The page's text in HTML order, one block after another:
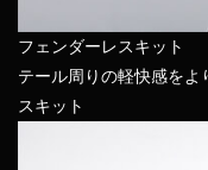
フェンダーレスキット
テール周りの軽快感を
スキット